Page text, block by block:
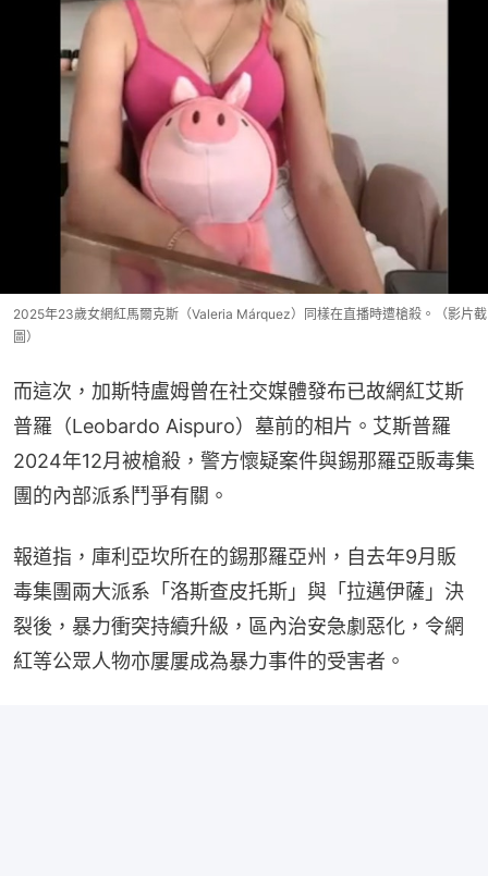
2025年23歲女網紅馬爾克斯（Valeria Márquez）同樣在直播時遭槍殺。（影片截
圖）
而這次，加斯特盧姆曾在社交媒體發布已故網紅艾斯
普羅（Leobardo Aispuro）墓前的相片。艾斯普羅
2024年12月被槍殺，警方懷疑案件與錫那羅亞販毒集
團的內部派系鬥爭有關。
報道指，庫利亞坎所在的錫那羅亞州，自去年9月販
毒集團兩大派系「洛斯查皮托斯」與「拉邁伊薩」決
裂後，暴力衝突持續升級，區內治安急劇惡化，令網
紅等公眾人物亦屢屢成為暴力事件的受害者。